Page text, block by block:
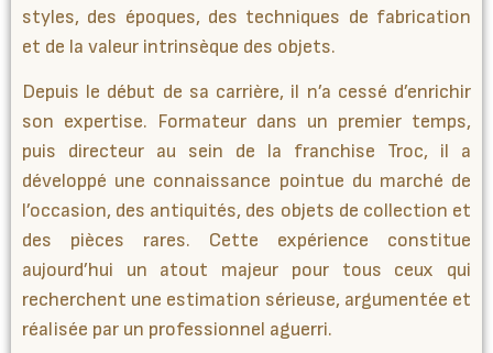
styles, des époques, des techniques de fabrication
et de la valeur intrinsèque des objets.
Depuis le début de sa carrière, il n’a cessé d’enrichir
son expertise. Formateur dans un premier temps,
puis directeur au sein de la franchise Troc, il a
développé une connaissance pointue du marché de
l’occasion, des antiquités, des objets de collection et
des pièces rares. Cette expérience constitue
aujourd’hui un atout majeur pour tous ceux qui
recherchent une estimation sérieuse, argumentée et
réalisée par un professionnel aguerri.